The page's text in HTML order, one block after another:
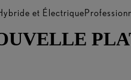
et Électrique